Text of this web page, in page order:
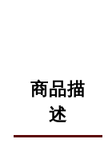
商品描
述